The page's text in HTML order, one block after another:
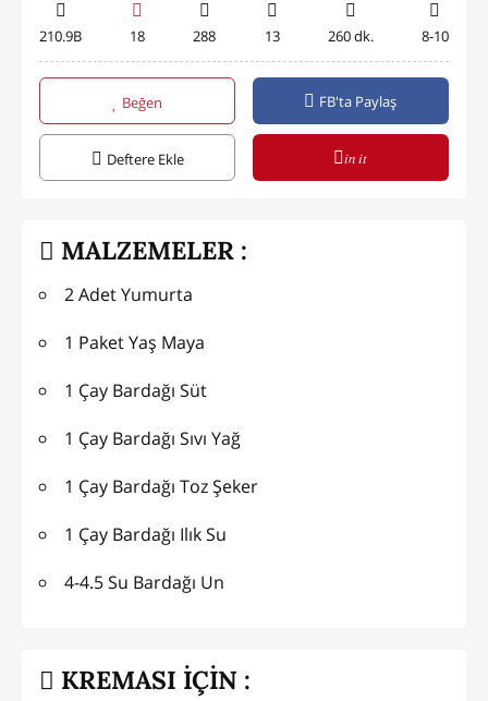
210.9B 18 288 13 260 dk. 8-10
Beğen FB'ta Paylaş
Deftere Ekle in it
MALZEMELER :
2 Adet Yumurta
1 Paket Yaş Maya
1 Çay Bardağı Süt
1 Çay Bardağı Sıvı Yağ
1 Çay Bardağı Toz Şeker
1 Çay Bardağı Ilık Su
4-4.5 Su Bardağı Un
KREMASI İÇİN :